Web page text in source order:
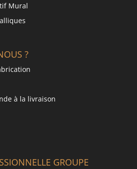
Mural
?
à la livraison
LE GROUPE